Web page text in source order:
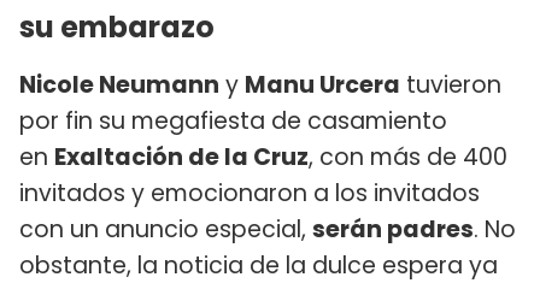
su embarazo
Nicole Neumann y Manu Urcera tuvieron
por fin su megafiesta de casamiento
en Exaltación de la Cruz, con más de 400
invitados y emocionaron a los invitados
con un anuncio especial, serán padres. No
obstante, la noticia de la dulce espera ya